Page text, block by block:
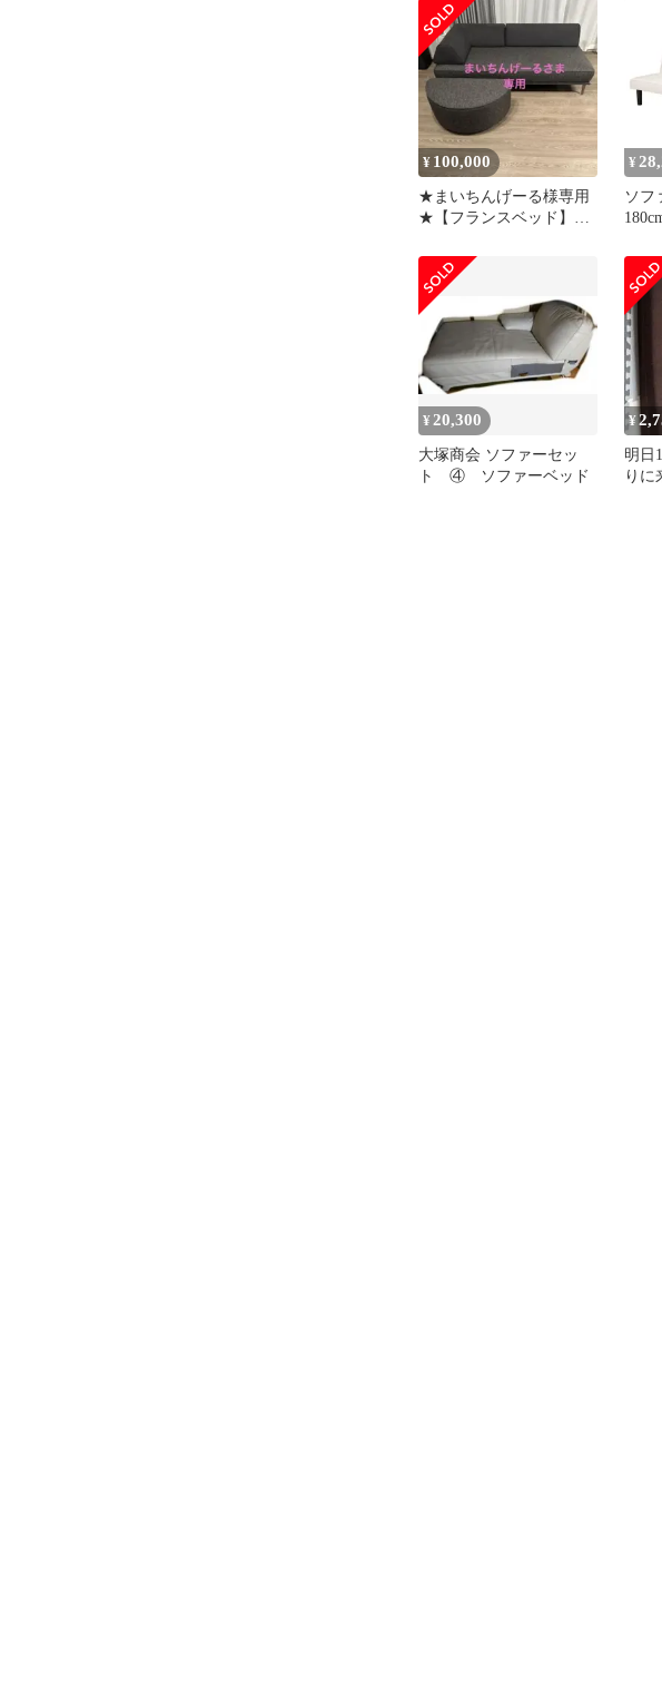
¥ 100,000
★まいちんげーる様専用
★【フランスベッド】
¥
ソフ
ニン
ベッ
家具
¥ 20,300
大塚商会 ソファーセッ
ト ④ ソファーベッド
¥
明日
りに